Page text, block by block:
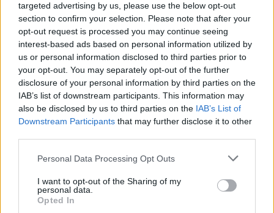
targeted advertising by us, please use the below opt-out
section to confirm your selection. Please note that after your
opt-out request is processed you may continue seeing
interest-based ads based on personal information utilized by
us or personal information disclosed to third parties prior to
your opt-out. You may separately opt-out of the further
disclosure of your personal information by third parties on the
IAB’s list of downstream participants. This information may
also be disclosed by us to third parties on the IAB’s List of
Downstream Participants that may further disclose it to other
Personal Data Processing Opt Outs
I want to opt-out of the Sharing of my
personal data.
Opted In
Visi įrašai
Žiūrimiausi įrašai